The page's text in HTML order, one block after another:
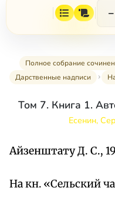
−
Полное собрание
Дарственные надписи
Том 7. Книга 1.
Есенин,
Айзенштату Д. С.,
На кн. «Сельский